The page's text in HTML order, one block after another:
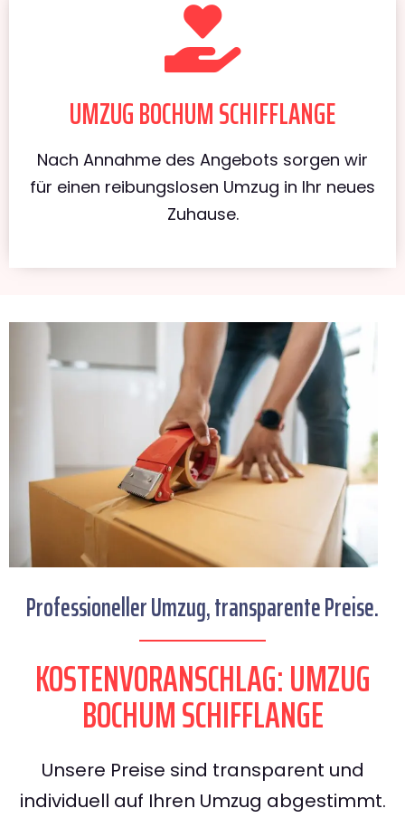
UMZUG BOCHUM SCHIFFLANGE
Nach Annahme des Angebots sorgen wir
für einen reibungslosen Umzug in Ihr neues
Zuhause.
Professioneller Umzug, transparente Preise.
KOSTENVORANSCHLAG: UMZUG
BOCHUM SCHIFFLANGE
Unsere Preise sind transparent und
individuell auf Ihren Umzug abgestimmt.